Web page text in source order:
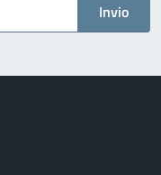
Invio